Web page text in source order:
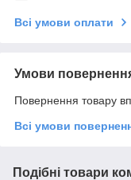
Всі умови оплати
Умови
Повернення товару
Всі умови
Подібні товари